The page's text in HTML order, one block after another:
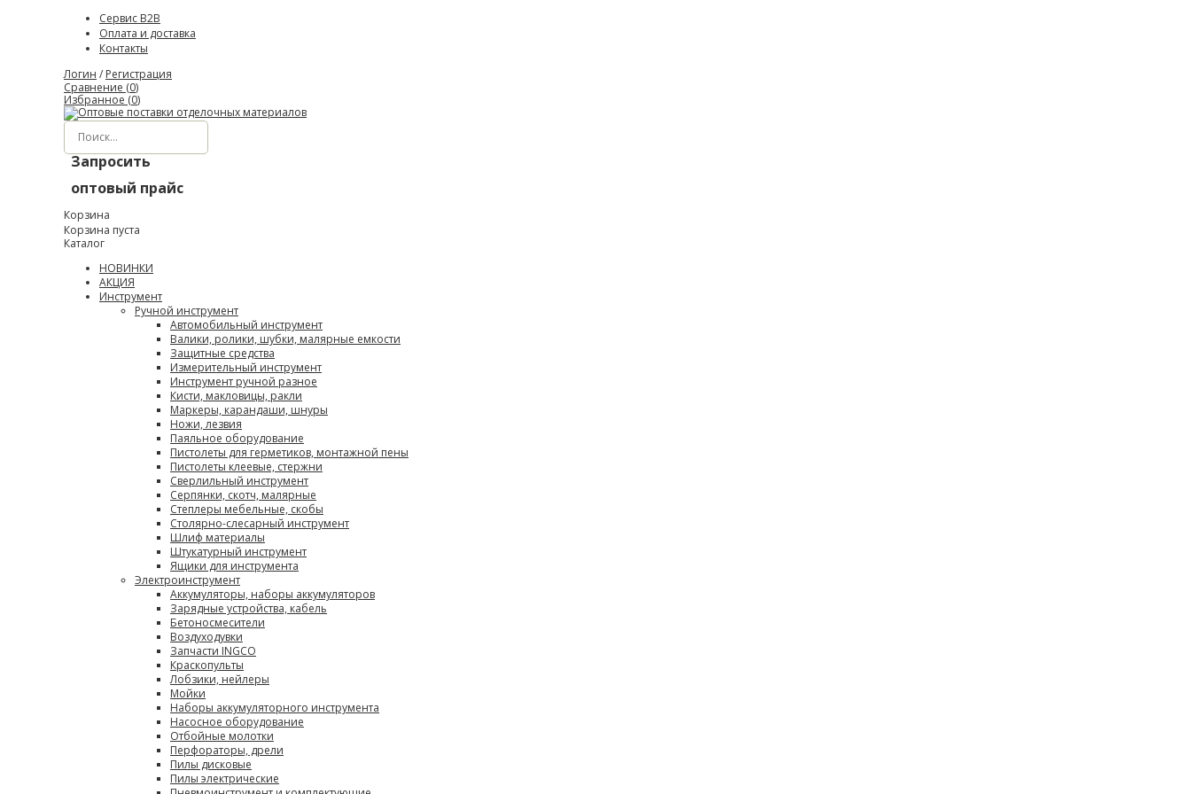
Сервис B2B
Оплата и доставка
Контакты
Логин / Регистрация
Сравнение (0)
Избранное (0)
Запросить
оптовый прайс
Корзина
Корзина пуста
Каталог
НОВИНКИ
АКЦИЯ
Инструмент
Ручной инструмент
Автомобильный инструмент
Валики, ролики, шубки, малярные емкости
Защитные средства
Измерительный инструмент
Инструмент ручной разное
Кисти, макловицы, ракли
Маркеры, карандаши, шнуры
Ножи, лезвия
Паяльное оборудование
Пистолеты для герметиков, монтажной пены
Пистолеты клеевые, стержни
Сверлильный инструмент
Серпянки, скотч, малярные
Степлеры мебельные, скобы
Столярно-слесарный инструмент
Шлиф материалы
Штукатурный инструмент
Ящики для инструмента
Электроинструмент
Аккумуляторы, наборы аккумуляторов
Зарядные устройства, кабель
Бетоносмесители
Воздуходувки
Запчасти INGCO
Краскопульты
Лобзики, нейлеры
Мойки
Наборы аккумуляторного инструмента
Насосное оборудование
Отбойные молотки
Перфораторы, дрели
Пилы дисковые
Пилы электрические